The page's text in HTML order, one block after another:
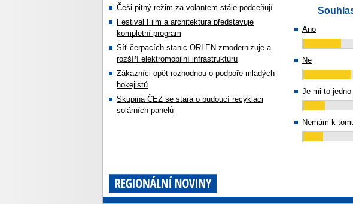
Češi pitný režim za volantem stále podceňují
Festival Film a architektura představuje
kompletní program
Síť čerpacích stanic ORLEN zmodernizuje a
rozšíří elektromobilní infrastrukturu
Zákazníci opět rozhodnou o podpoře mladých
hokejistů
Skupina ČEZ se stará o budoucí recyklaci
solárních panelů
Ano
Ne
Je mi to jedno
Nemám k